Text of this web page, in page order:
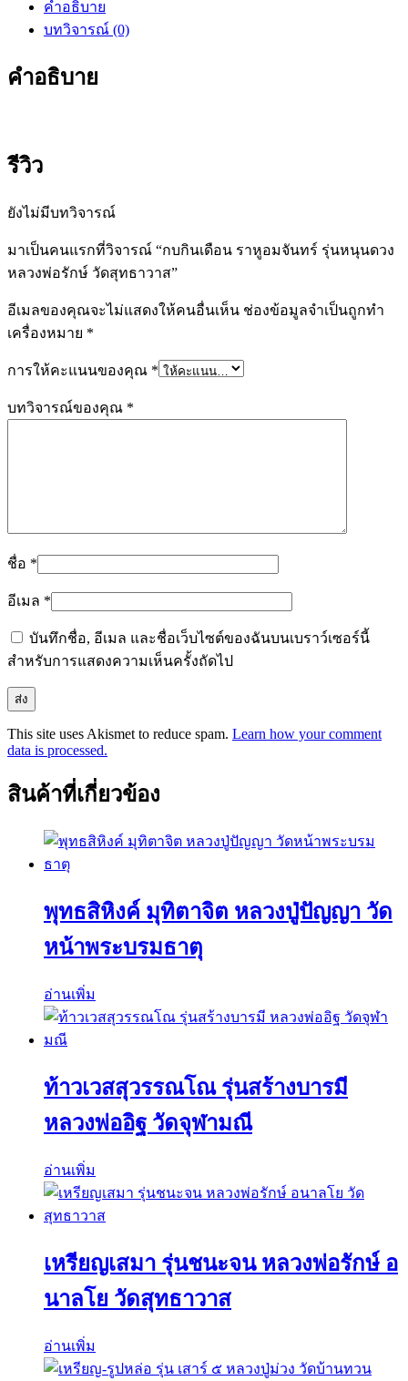
คำอธิบาย
บทวิจารณ์ (0)
คำอธิบาย
รีวิว
ยังไม่มีบทวิจารณ์
มาเป็นคนแรกที่วิจารณ์ “กบกินเดือน ราหูอมจันทร์ รุ่นหนุนดวง
หลวงพ่อรักษ์ วัดสุทธาวาส”
อีเมลของคุณจะไม่แสดงให้คนอื่นเห็น ช่องข้อมูลจำเป็นถูกทำ
เครื่องหมาย *
การให้คะแนนของคุณ *
บทวิจารณ์ของคุณ *
ชื่อ *
อีเมล *
บันทึกชื่อ, อีเมล และชื่อเว็บไซต์ของฉันบนเบราว์เซอร์นี้
สำหรับการแสดงความเห็นครั้งถัดไป
This site uses Akismet to reduce spam. Learn how your comment
data is processed.
สินค้าที่เกี่ยวข้อง
พุทธสิหิงค์ มุทิตาจิต หลวงปู่ปัญญา วัด
หน้าพระบรมธาตุ
อ่านเพิ่ม
ท้าวเวสสุวรรณโณ รุ่นสร้างบารมี
หลวงพ่ออิฐ วัดจุฬามณี
อ่านเพิ่ม
เหรียญเสมา รุ่นชนะจน หลวงพ่อรักษ์ อ
นาลโย วัดสุทธาวาส
อ่านเพิ่ม